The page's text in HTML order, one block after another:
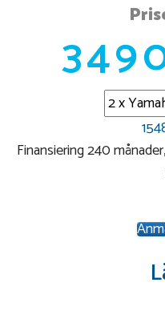
Finansiering 240